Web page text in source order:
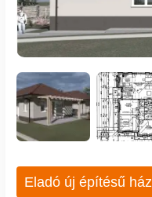
Eladó új építésű ház